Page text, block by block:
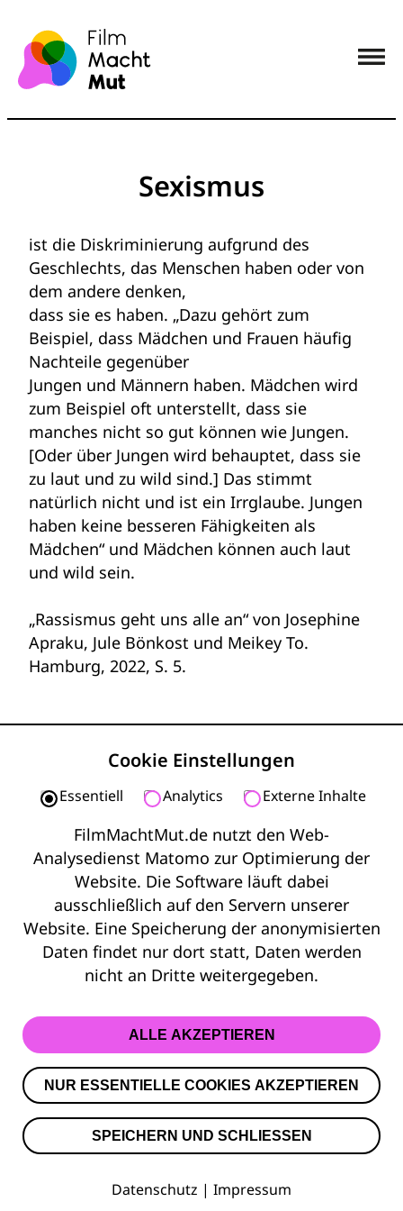
Sexismus
ist die Diskriminierung aufgrund des
Geschlechts, das Menschen haben oder von
dem andere denken,
dass sie es haben. „Dazu gehört zum
Beispiel, dass Mädchen und Frauen häufig
Nachteile gegenüber
Jungen und Männern haben. Mädchen wird
zum Beispiel oft unterstellt, dass sie
manches nicht so gut können wie Jungen.
[Oder über Jungen wird behauptet, dass sie
zu laut und zu wild sind.] Das stimmt
natürlich nicht und ist ein Irrglaube. Jungen
haben keine besseren Fähigkeiten als
Mädchen“ und Mädchen können auch laut
und wild sein.
„Rassismus geht uns alle an“ von Josephine
Apraku, Jule Bönkost und Meikey To.
Hamburg, 2022, S. 5.
© 2026 Film Macht Mut
Kontakt
Impressum
Datenschutz
Barrierefreiheit
Cookie Einstellungen
Essentiell Analytics Externe Inhalte
FilmMachtMut.de nutzt den Web-
Analysedienst Matomo zur Optimierung der
Website. Die Software läuft dabei
ausschließlich auf den Servern unserer
Website. Eine Speicherung der anonymisierten
Daten findet nur dort statt, Daten werden
nicht an Dritte weitergegeben.
ALLE AKZEPTIEREN
NUR ESSENTIELLE COOKIES AKZEPTIEREN
SPEICHERN UND SCHLIESSEN
Datenschutz | Impressum